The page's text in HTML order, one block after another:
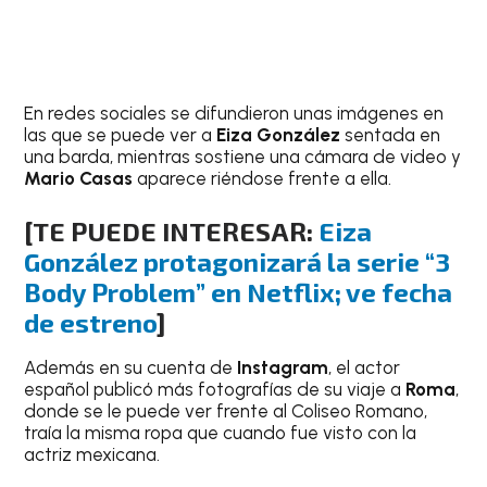
En redes sociales se difundieron unas imágenes en
las que se puede ver a Eiza González sentada en
una barda, mientras sostiene una cámara de video y
Mario Casas aparece riéndose frente a ella.
[TE PUEDE INTERESAR: Eiza
González protagonizará la serie “3
Body Problem” en Netflix; ve fecha
de estreno]
Además en su cuenta de Instagram, el actor
español publicó más fotografías de su viaje a Roma,
donde se le puede ver frente al Coliseo Romano,
traía la misma ropa que cuando fue visto con la
actriz mexicana.